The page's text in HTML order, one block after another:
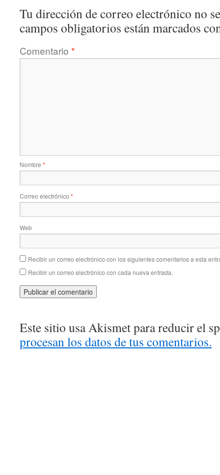
Tu dirección de correo electrónico no
campos obligatorios están marcados
Comentario *
Nombre *
Correo electrónico *
Web
Recibir un correo electrónico con los siguientes comentarios a esta
Recibir un correo electrónico con cada nueva entrada.
Este sitio usa Akismet para reducir el
procesan los datos de tus comentarios.